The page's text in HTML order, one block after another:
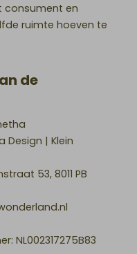
consument en
ruimte hoeven te
de
Design | Klein
53, 8011 PB
NL002317275B83